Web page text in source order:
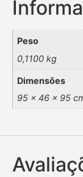
Peso
0,1100 kg
Dimensões
95 × 46 × 95